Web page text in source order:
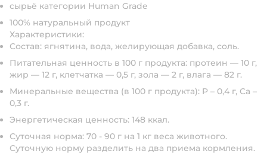
сырьё категории Human Grade
100% натуральный продукт
Характеристики:
Состав: ягнятина, вода, желирующая добавка, соль.
Питательная ценность в 100 г продукта: протеин — 10 г,
жир — 12 г, клетчатка — 0,5 г, зола — 2 г, влага — 82 г.
Минеральные вещества (в 100 г продукта): P – 0,4 г, Ca –
0,3 г.
Энергетическая ценность: 148 ккал.
Суточная норма: 70 - 90 г на 1 кг веса животного.
Суточную норму разделить на два приема кормления.